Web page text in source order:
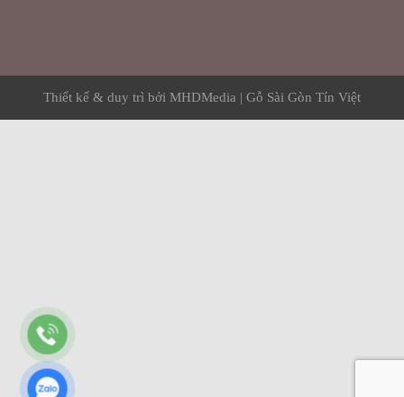
Thiết kế & duy trì bởi MHDMedia | Gỗ Sài Gòn Tín Việt